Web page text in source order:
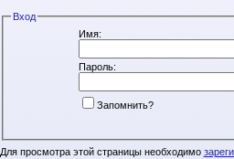
Вход
Имя:
Пароль:
Запомнить?
Для просмотра этой страницы необходимо